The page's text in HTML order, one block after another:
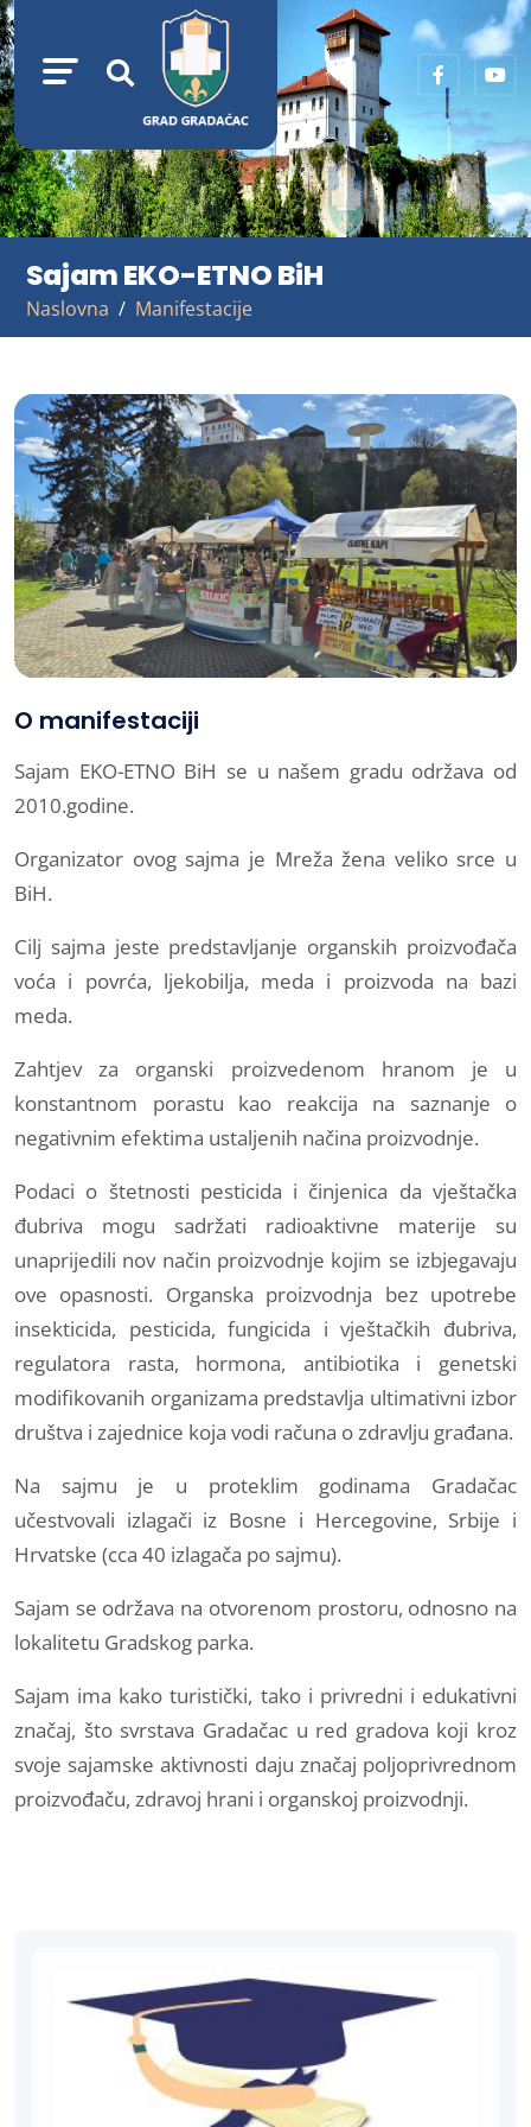
Sajam EKO-ETNO BiH
Naslovna Manifestacije
O manifestaciji
Sajam EKO-ETNO BiH se u našem gradu održava od
2010.godine.
Organizator ovog sajma je Mreža žena veliko srce u
BiH.
Cilj sajma jeste predstavljanje organskih proizvođača
voća i povrća, ljekobilja, meda i proizvoda na bazi
meda.
Zahtjev za organski proizvedenom hranom je u
konstantnom porastu kao reakcija na saznanje o
negativnim efektima ustaljenih načina proizvodnje.
Podaci o štetnosti pesticida i činjenica da vještačka
đubriva mogu sadržati radioaktivne materije su
unaprijedili nov način proizvodnje kojim se izbjegavaju
ove opasnosti. Organska proizvodnja bez upotrebe
insekticida, pesticida, fungicida i vještačkih đubriva,
regulatora rasta, hormona, antibiotika i genetski
modifikovanih organizama predstavlja ultimativni izbor
društva i zajednice koja vodi računa o zdravlju građana.
Na sajmu je u proteklim godinama Gradačac
učestvovali izlagači iz Bosne i Hercegovine, Srbije i
Hrvatske (cca 40 izlagača po sajmu).
Sajam se održava na otvorenom prostoru, odnosno na
lokalitetu Gradskog parka.
Sajam ima kako turistički, tako i privredni i edukativni
značaj, što svrstava Gradačac u red gradova koji kroz
svoje sajamske aktivnosti daju značaj poljoprivrednom
proizvođaču, zdravoj hrani i organskoj proizvodnji.